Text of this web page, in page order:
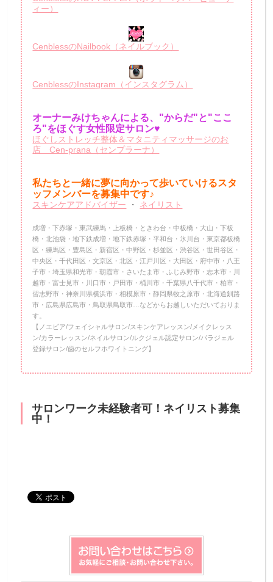
ィー）
CenblessのNailbook（ネイルブック）
CenblessのInstagram（インスタグラム）
オーナーみけちゃんによる、"からだ"と"ここ
ろ"をほぐす女性限定サロン♥
ほぐしストレッチ整体＆マタニティマッサージのお
店 Cen-prana（センプラーナ）
私たちと一緒に夢に向かって歩いていけるスタ
ッフメンバーを募集中です♪
スキンケアアドバイザー ・ ネイリスト
成増・下赤塚・東武練馬・上板橋・ときわ台・中板橋・大山・下板
橋・北池袋・地下鉄成増・地下鉄赤塚・平和台・氷川台・東京都板橋
区・練馬区・豊島区・新宿区・中野区・杉並区・渋谷区・世田谷区・
中央区・千代田区・文京区・北区・江戸川区・大田区・府中市・八王
子市・埼玉県和光市・朝霞市・さいたま市・ふじみ野市・志木市・川
越市・富士見市・川口市・戸田市・桶川市・千葉県八千代市・柏市・
習志野市・神奈川県横浜市・相模原市・静岡県牧之原市・北海道釧路
市・広島県広島市・鳥取県鳥取市…などからお越しいただいておりま
す。
【ノエビア/フェイシャルサロン/スキンケアレッスン/メイクレッス
ン/カラーレッスン/ネイルサロン/ルクジェル認定サロン/パラジェル
登録サロン/歯のセルフホワイトニング】
サロンワーク未経験者可！ネイリスト募集
中！